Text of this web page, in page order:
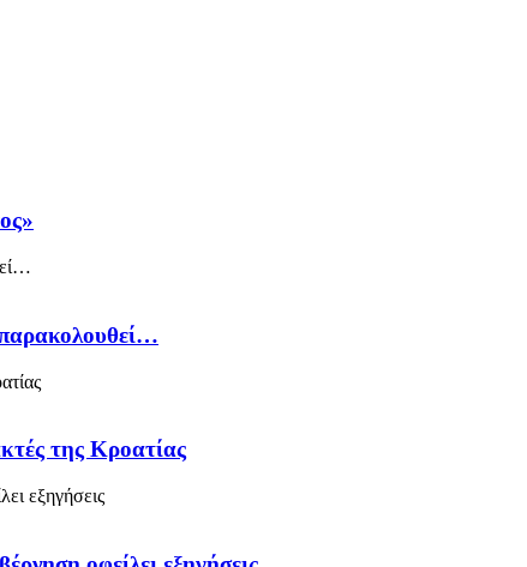
της Κροατίας